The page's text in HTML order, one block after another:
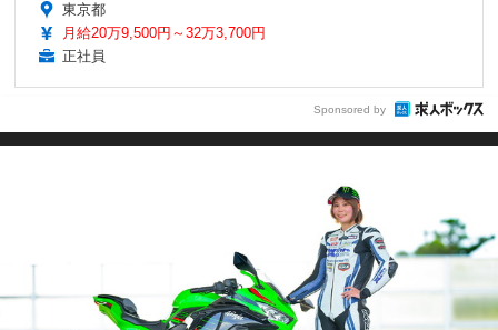
東京都
月給20万9,500円～32万3,700円
正社員
Sponsored by